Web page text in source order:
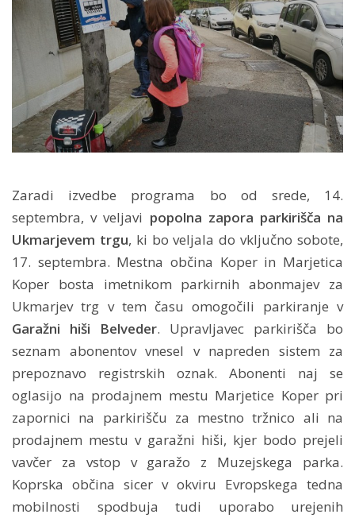
Zaradi izvedbe programa bo od srede, 14.
septembra, v veljavi popolna zapora parkirišča na
Ukmarjevem trgu, ki bo veljala do vključno sobote,
17. septembra. Mestna občina Koper in Marjetica
Koper bosta imetnikom parkirnih abonmajev za
Ukmarjev trg v tem času omogočili parkiranje v
Garažni hiši Belveder. Upravljavec parkirišča bo
seznam abonentov vnesel v napreden sistem za
prepoznavo registrskih oznak. Abonenti naj se
oglasijo na prodajnem mestu Marjetice Koper pri
zapornici na parkirišču za mestno tržnico ali na
prodajnem mestu v garažni hiši, kjer bodo prejeli
vavčer za vstop v garažo z Muzejskega parka.
Koprska občina sicer v okviru Evropskega tedna
mobilnosti spodbuja tudi uporabo urejenih